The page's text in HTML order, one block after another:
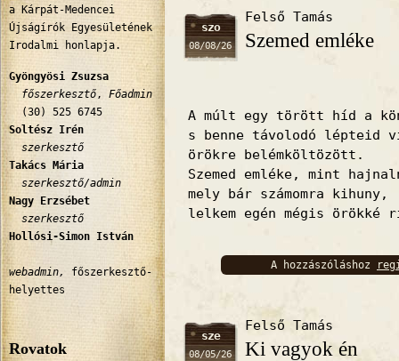
a Kárpát-Medencei
Újságírók Egyesületének
Irodalmi honlapja.
Gyöngyösi Zsuzsa
főszerkesztő ,
Főadmin
(30) 525 6745
Soltész Irén
szerkesztő
Takács Mária
szerkesztő/admin
Nagy Erzsébet
szerkesztő
Hollósi-Simon István
webadmin,
főszerkesztő-
helyettes
Rovatok
szo
08/08/26
Felső Tamás
Szemed emléke
A múlt egy törött híd a
s benne távolodó lépteid
örökre belémköltözött.
Szemed emléke, mint
mely bár számomra kihuny,
lelkem egén mégis örökké
A hozzászóláshoz
sze
08/05/26
Felső Tamás
Ki vagyok én